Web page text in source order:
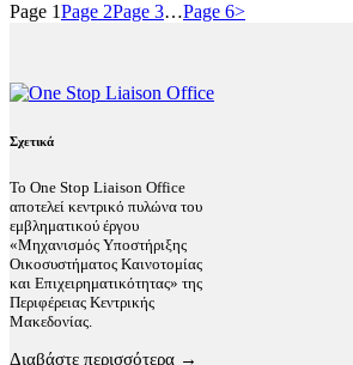
Page 1Page 2Page 3…Page 6>
Σχετικά
Το One Stop Liaison Office
αποτελεί κεντρικό πυλώνα του
εμβληματικού έργου
«Μηχανισμός Υποστήριξης
Οικοσυστήματος Καινοτομίας
και Επιχειρηματικότητας» της
Περιφέρειας Κεντρικής
Μακεδονίας.
Διαβάστε περισσότερα →